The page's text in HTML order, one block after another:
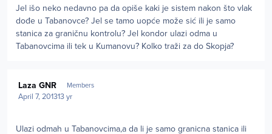
Jel išo neko nedavno pa da opiše kaki je sistem nakon što vlak
dođe u Tabanovce? Jel se tamo uopće može sić ili je samo
stanica za graničnu kontrolu? Jel kondor ulazi odma u
Tabanovcima ili tek u Kumanovu? Kolko traži za do Skopja?
Laza GNR Members
April 7, 201313 yr
Ulazi odmah u Tabanovcima,a da li je samo granicna stanica ili